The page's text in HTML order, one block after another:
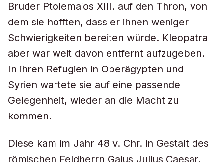
Bruder Ptolemaios XIII. auf den Thron, von
dem sie hofften, dass er ihnen weniger
Schwierigkeiten bereiten würde. Kleopatra
aber war weit davon entfernt aufzugeben.
In ihren Refugien in Oberägypten und
Syrien wartete sie auf eine passende
Gelegenheit, wieder an die Macht zu
kommen.
Diese kam im Jahr 48 v. Chr. in Gestalt des
römischen Feldherrn Gaius Julius Caesar.